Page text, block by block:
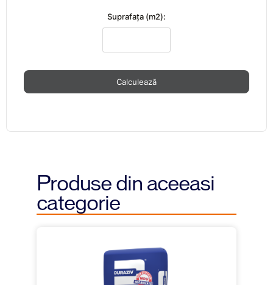
Suprafaţa (m2):
Calculează
Produse din aceeasi
categorie